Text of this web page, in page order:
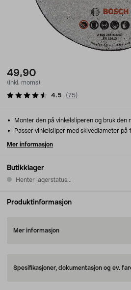
49,90
(inkl. moms)
4.5 (75)
Butikklager
Henter lagerstatus...
Monter den på vinkelsliperen og bruk den
Passer vinkelsliper med skivediameter på
Mer informasjon
Produktinformasjon
Mer informasjon
Spesifikasjoner, dokumentasjon og ev.